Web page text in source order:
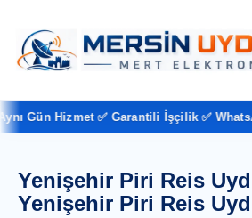
Gün Hizmet ✅ Garantili İşçilik ✅
Yenişehir Piri Reis
Yenişehir Piri Reis